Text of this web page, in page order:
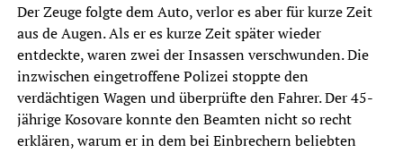
Der Zeuge folgte dem Auto, verlor es aber für kurze Zeit
aus de Augen. Als er es kurze Zeit später wieder
entdeckte, waren zwei der Insassen verschwunden. Die
inzwischen eingetroffene Polizei stoppte den
verdächtigen Wagen und überprüfte den Fahrer. Der 45-
jährige Kosovare konnte den Beamten nicht so recht
erklären, warum er in dem bei Einbrechern beliebten